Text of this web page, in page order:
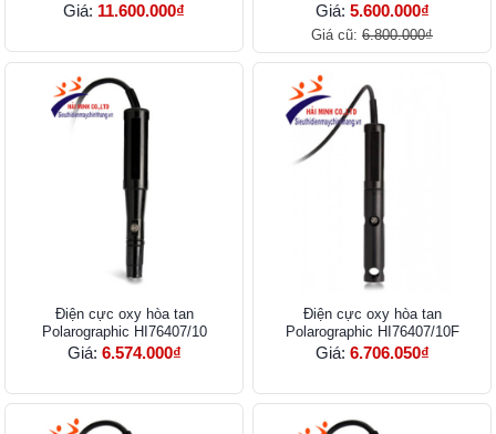
Giá: 11.600.000₫ Giá: 5.600.000₫
Giá cũ: 6.800.000₫
Điện cực oxy hòa tan
Polarographic HI76407/10
Giá: 6.574.000₫
Điện cực oxy hòa tan
Polarographic HI76407/10F
Giá: 6.706.050₫